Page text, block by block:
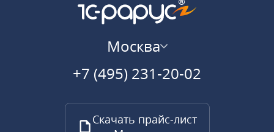
Москва
+7 (495) 231-20-02
Скачать прайс-лист